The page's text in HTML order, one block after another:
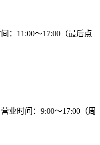
：11:00～17:00（最后点
业时间：9:00～17:00（周